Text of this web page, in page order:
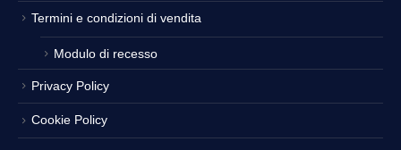
Termini e condizioni di vendita
Modulo di recesso
Privacy Policy
Cookie Policy